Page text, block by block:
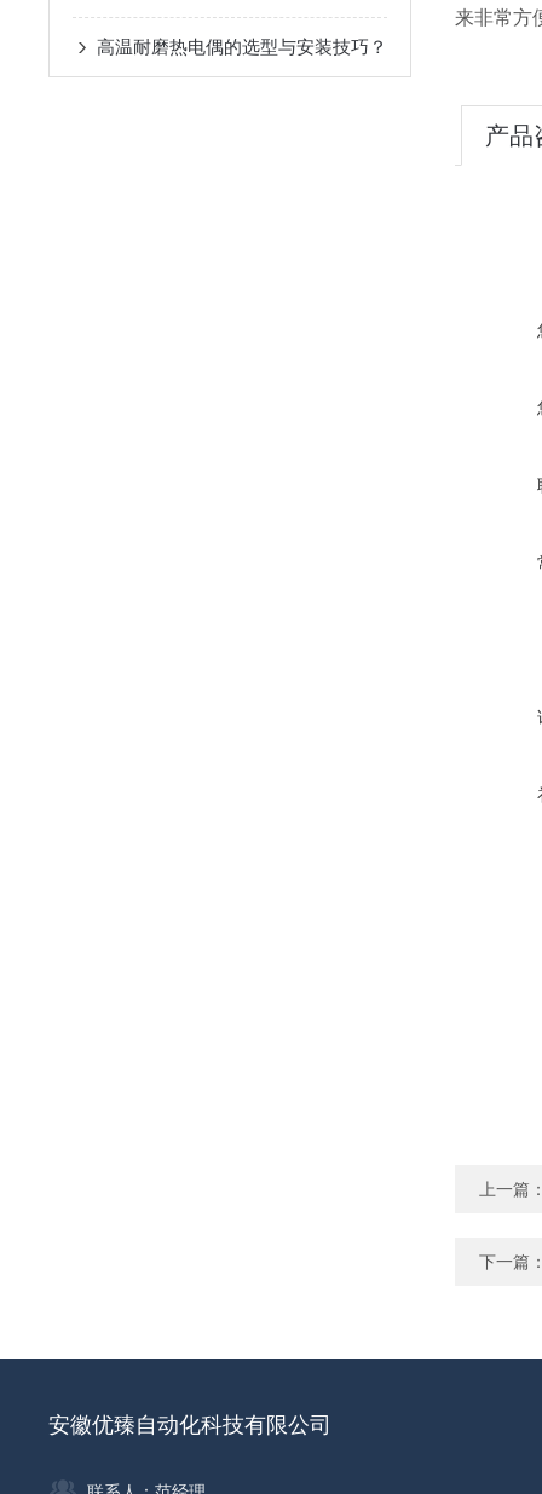
高温耐磨热电偶的选型与安装技巧？
来非常方
产品
上一篇
下一篇
安徽优臻自动化科技有限公司